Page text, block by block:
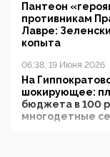
Пантеон
противникам
Лавре:
копыта
06:38, 19 Июня 2026
На
шокирующее:
бюджета в 100
многодетные